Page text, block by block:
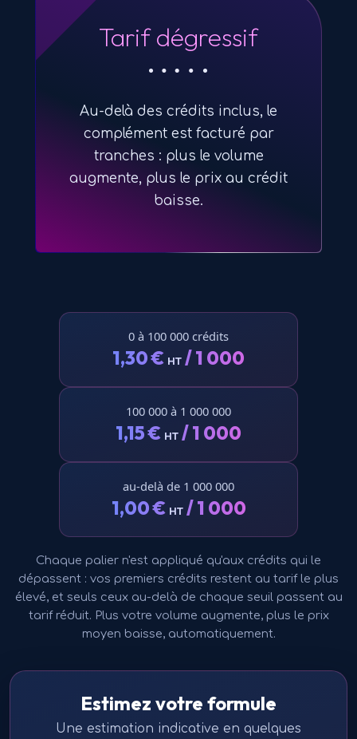
Tarif dégressif
Au-delà des crédits inclus, le
complément est facturé par
tranches : plus le volume
augmente, plus le prix au crédit
baisse.
0 à 100 000 crédits
1,30€ HT / 1 000
100 000 à 1 000 000
1,15€ HT / 1 000
au-delà de 1 000 000
1,00€ HT/ 1 000
Chaque palier n'est appliqué qu'aux crédits qui le
dépassent : vos premiers crédits restent au tarif le plus
élevé, et seuls ceux au-delà de chaque seuil passent au
tarif réduit. Plus votre volume augmente, plus le prix
moyen baisse, automatiquement.
Estimez votre formule
Une estimation indicative en quelques